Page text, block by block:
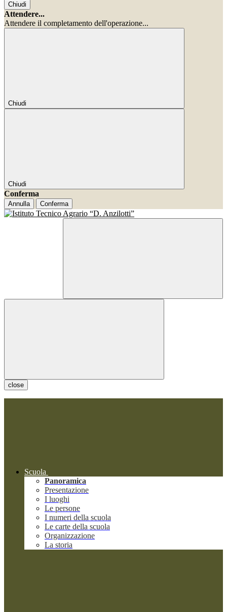
Chiudi
Attendere...
Attendere il completamento dell'operazione...
Chiudi
Chiudi
Conferma
Annulla Conferma
close
Scuola
Panoramica
Presentazione
I luoghi
Le persone
I numeri della scuola
Le carte della scuola
Organizzazione
La storia